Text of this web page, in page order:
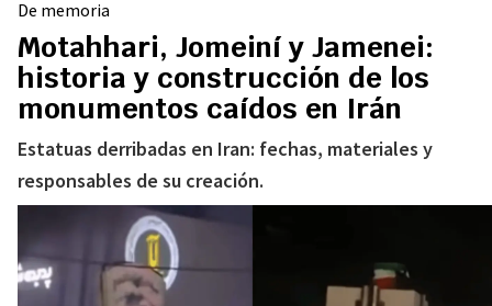
De memoria
Motahhari, Jomeiní y Jamenei:
historia y construcción de los
monumentos caídos en Irán
Estatuas derribadas en Iran: fechas, materiales y
responsables de su creación.